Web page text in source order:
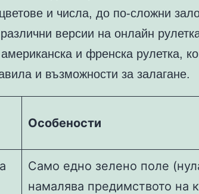
и числа, до по-сложни
версии на онлайн
и френска рулетка,
и възможности за залагане.
Особености
Само едно зелено поле
намалява предимството на